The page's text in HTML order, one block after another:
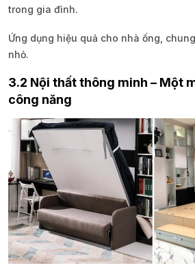
trong gia đình.
Ứng dụng hiệu quả cho nhà ống,
nhỏ.
3.2 Nội thất thông minh – Một
công năng